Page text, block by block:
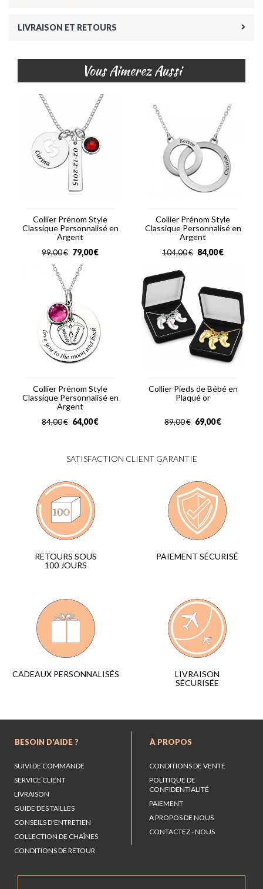
LIVRAISON ET RETOURS
Vous Aimerez Aussi
Collier Prénom Style
Classique Personnalisé en
Argent
€
99,00 €
79,00
Collier Prénom Style
Classique Personnalisé en
Argent
€
104,00 €
84,00
Collier Prénom Style
Classique Personnalisé en
Argent
€
84,00 €
64,00
Collier Pieds de Bébé en
Plaqué or
€
89,00 €
69,00
SATISFACTION CLIENT GARANTIE
RETOURS SOUS
100 JOURS
PAIEMENT SÉCURISÉ
CADEAUX PERSONNALISÉS
LIVRAISON
SÉCURISÉE
BESOIN D'AIDE ?
SUIVI DE COMMANDE
SERVICE CLIENT
LIVRAISON
GUIDE DES TAILLES
CONSEILS D'ENTRETIEN
COLLECTION DE CHAÎNES
CONDITIONS DE RETOUR
À PROPOS
CONDITIONS DE VENTE
POLITIQUE DE
CONFIDENTIALITÉ
PAIEMENT
A PROPOS DE NOUS
CONTACTEZ - NOUS